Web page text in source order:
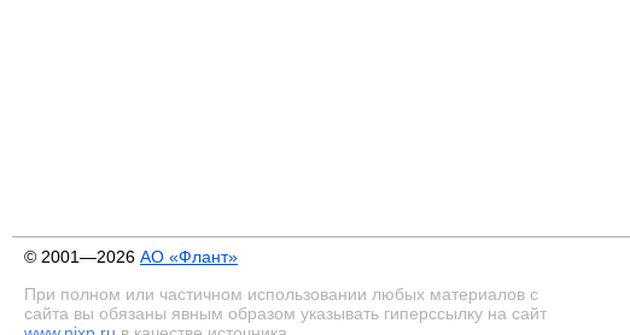
© 2001—2026 АО «Флант»
При полном или частичном использовании любых материалов с
сайта вы обязаны явным образом указывать гиперссылку на сайт